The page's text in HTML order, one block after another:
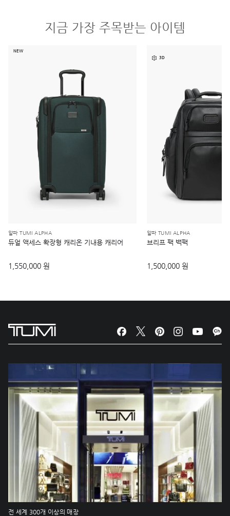
지금 가장 주목받는 아이템
NEW
알파 TUMI ALPHA
듀얼 액세스 확장형 캐리온 기내용 캐리어
1,550,000 원
3D
알파 TUMI ALPHA
브리프 팩 백팩
1,500,000 원
전 세계 300개 이상의 매장